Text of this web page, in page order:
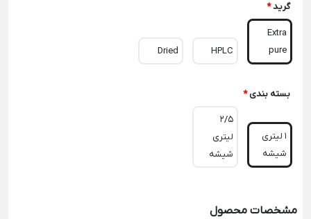
گرید*
Extra
pure
HPLC
Dried
بسته بندی *
1 لیتری
شیشه
2/5
لیتری
شیشه
مشخصات محصول